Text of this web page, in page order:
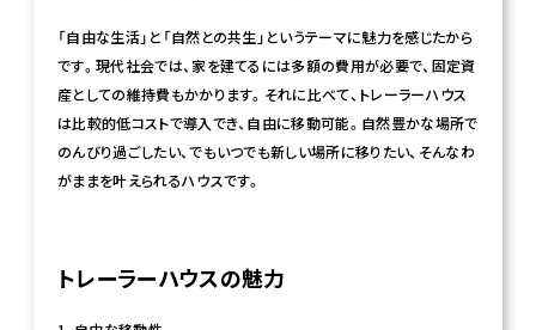
「自由な生活」と「自然との共生」というテーマに魅力を感じたから
です。現代社会では、家を建てるには多額の費用が必要で、固定資
産としての維持費もかかります。それに比べて、トレーラーハウス
は比較的低コストで導入でき、自由に移動可能。自然豊かな場所で
のんびり過ごしたい、でもいつでも新しい場所に移りたい、そんなわ
がままを叶えられるハウスです。
トレーラーハウスの魅力